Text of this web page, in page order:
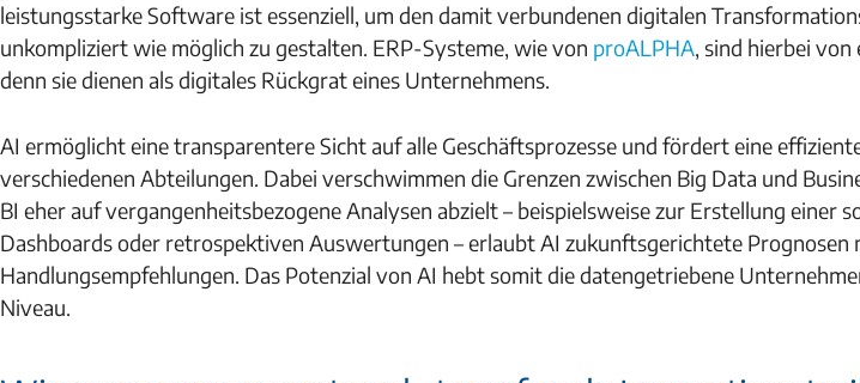
leistungsstarke Software ist essenziell, um den damit verbundenen digitalen
unkompliziert wie möglich zu gestalten. ERP-Systeme, wie von proALPHA, sind hierbei
denn sie dienen als digitales Rückgrat eines Unternehmens.
AI ermöglicht eine transparentere Sicht auf alle Geschäftsprozesse und fördert eine
verschiedenen Abteilungen. Dabei verschwimmen die Grenzen zwischen Big Data und
BI eher auf vergangenheitsbezogene Analysen abzielt – beispielsweise zur Erstellung einer
Dashboards oder retrospektiven Auswertungen – erlaubt AI zukunftsgerichtete Prognosen
Handlungsempfehlungen. Das Potenzial von AI hebt somit die datengetriebene
Niveau.